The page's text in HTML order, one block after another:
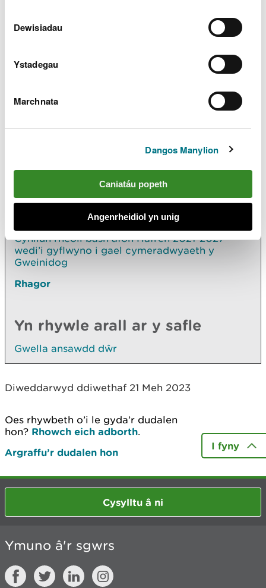
Dewisiadau
Ystadegau
Marchnata
Dangos Manylion
Caniatáu popeth
Angenrheidiol yn unig
Ardal Basn Afon Gorllewin Cymru
(Saesneg yn unig)
PDF [868.2 KB]
adolygiad cynnydd y rhaglen o fesurau dros
Cynlluniau rheoli basnau afonydd Dyfrdwy a
Gorllewin Cymru 2021-2027
Cynllun rheoli basn afon Hafren 2021-2027
wedi’i gyflwyno i gael cymeradwyaeth y
Gweinidog
Rhagor
Yn rhywle arall ar y safle
Gwella ansawdd dŵr
Diweddarwyd ddiwethaf 21 Meh 2023
Oes rhywbeth o’i le gyda’r dudalen
hon? Rhowch eich adborth.
Argraffu’r dudalen hon
I fyny
Cysylltu â ni
Ymuno â'r sgwrs